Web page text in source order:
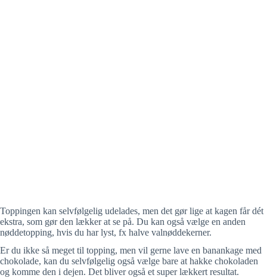
Toppingen kan selvfølgelig udelades, men det gør lige at kagen får dét
ekstra, som gør den lækker at se på. Du kan også vælge en anden
nøddetopping, hvis du har lyst, fx halve valnøddekerner.
Er du ikke så meget til topping, men vil gerne lave en banankage med
chokolade, kan du selvfølgelig også vælge bare at hakke chokoladen
og komme den i dejen. Det bliver også et super lækkert resultat.